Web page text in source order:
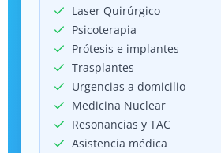
Laser Quirúrgico
Psicoterapia
Prótesis e implantes
Trasplantes
Urgencias a domicilio
Medicina Nuclear
Resonancias y TAC
Asistencia médica